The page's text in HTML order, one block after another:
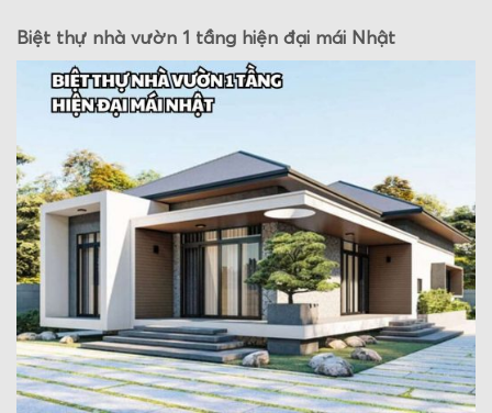
Biệt thự nhà vườn 1 tầng hiện đại mái Nhật